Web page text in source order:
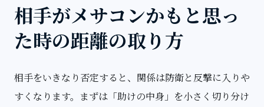
相手がメサコンかもと思っ
た時の距離の取り方
相手をいきなり否定すると、関係は防衛と反撃に入りや
すくなります。まずは「助けの中身」を小さく切り分け